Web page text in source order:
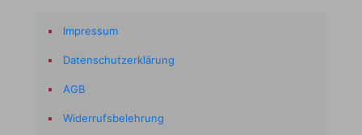
Impressum
Datenschutzerklärung
AGB
Widerrufsbelehrung